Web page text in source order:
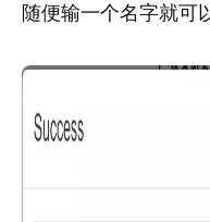
随便输一个名字就可